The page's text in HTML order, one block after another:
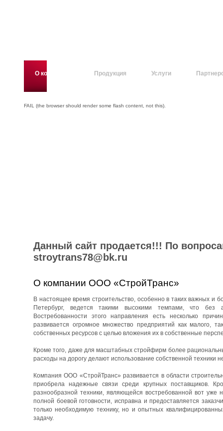
О компании Продукция Услуги
FAIL (the browser should render some flash content, not this).
Данный сайт продается!!! По
stroytrans78@bk.ru
О компании ООО «СтройТранс»
В настоящее время строительство, особенно в таких важных и
Петербург, ведется такими высокими темпами, что без
Востребованности этого направления есть несколько
развивается огромное множество предприятий как малого,
собственных ресурсов с целью вложения их в собственные
Кроме того, даже для масштабных стройфирм более
расходы на дорогу делают использование собственной техники
Компания ООО «СтройТранс» развивается в области
приобрела надежные связи среди крупных поставщиков.
разнообразной техники, являющейся востребованной вот уже
полной боевой готовности, исправна и предоставляется
только необходимую технику, но и опытных
задачу.